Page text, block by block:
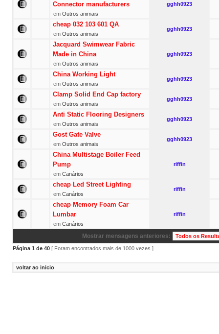
Connector manufacturers
em Outros animais
gghh0923
cheap 032 103 601 QA
em Outros animais
gghh0923
Jacquard Swimwear Fabric
Made in China
em Outros animais
gghh0923
China Working Light
em Outros animais
gghh0923
Clamp Solid End Cap factory
em Outros animais
gghh0923
Anti Static Flooring Designers
em Outros animais
gghh0923
Gost Gate Valve
em Outros animais
gghh0923
China Multistage Boiler Feed
Pump
em Canários
riffin
cheap Led Street Lighting
em Canários
riffin
cheap Memory Foam Car
Lumbar
em Canários
riffin
Mostrar mensagens anteriores:
Página 1 de 40 [ Foram encontrados mais de 1000 vezes ]
voltar ao inicio